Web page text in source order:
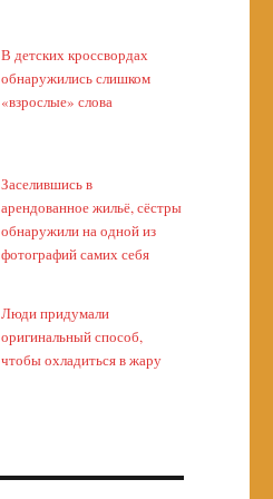
В детских кроссвордах
обнаружились слишком
«взрослые» слова
Заселившись в
арендованное жильё, сёстры
обнаружили на одной из
фотографий самих себя
Люди придумали
оригинальный способ,
чтобы охладиться в жару